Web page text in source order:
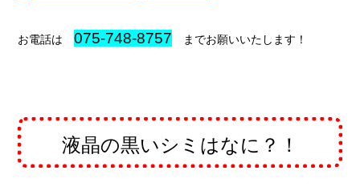
お電話は 075-748-8757 までお願いいたします！
液晶の黒いシミはなに？！